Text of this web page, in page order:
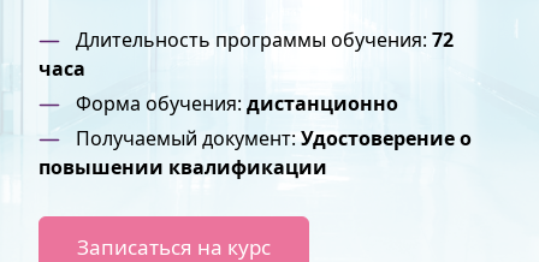
Длительность программы обучения: 72
часа
Форма обучения: дистанционно
Получаемый документ:Удостоверение о
повышении квалификации
Записаться на курс